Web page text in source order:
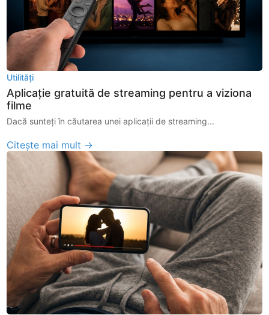
Utilități
Aplicație gratuită de streaming pentru a viziona
filme
Dacă sunteți în căutarea unei aplicații de streaming...
Citește mai mult →